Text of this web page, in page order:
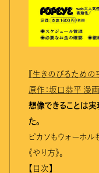
『生きのびるための
原作：坂口恭平 漫
想像できることは実
た。
ピカソもウォーホ
《やり方》。
【目次】